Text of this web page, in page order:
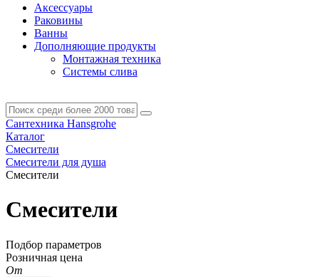
Аксессуары
Раковины
Ванны
Дополняющие продукты
Монтажная техника
Системы слива
Сантехника Hansgrohe
Каталог
Смесители
Смесители для душа
Смесители
Смесители
Подбор параметров
Розничная цена
От